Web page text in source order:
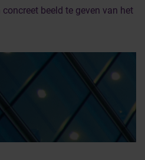
beeld te geven van het